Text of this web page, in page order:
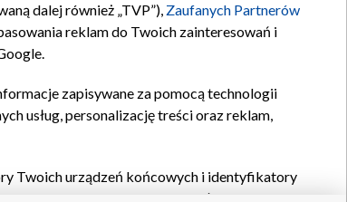
dalej również „TVP”), Zaufanych Partnerów
reklam do Twoich zainteresowań i
zapisywane za pomocą technologii
usług, personalizację treści oraz reklam,
Twoich urządzeń końcowych i identyfikatory
oraz pozostałych